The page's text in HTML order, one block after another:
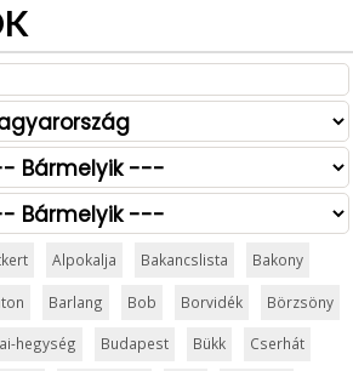
Alpokalja Bakancslista Bakony
Barlang Bob Borvidék Börzsöny
hegység Budapest Bükk Cserhát